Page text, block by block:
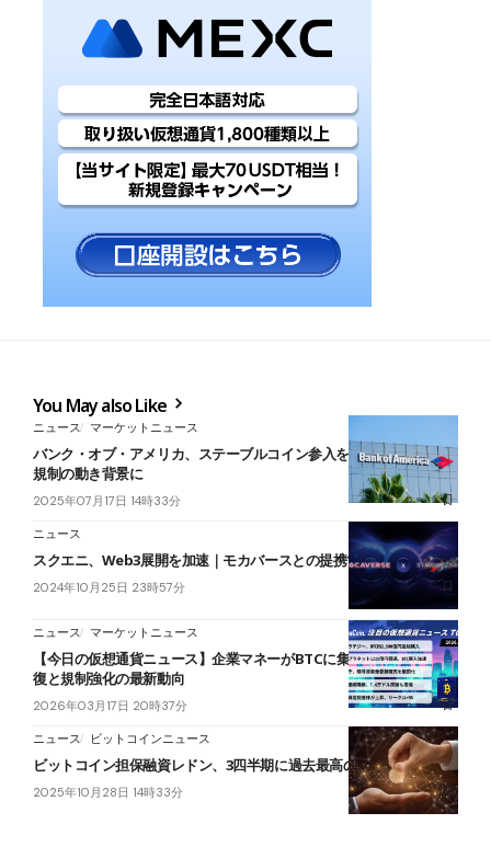
You May also Like
ニュース マーケットニュース
バンク・オブ・アメリカ、ステーブルコイン参入を検討──仮想通貨
規制の動き背景に
2025年07月17日 14時33分
ニュース
スクエニ、Web3展開を加速｜モカバースとの提携で新たな扉を開く
2024年10月25日 23時57分
ニュース マーケットニュース
【今日の仮想通貨ニュース】企業マネーがBTCに集中｜7.4万ドル回
復と規制強化の最新動向
2026年03月17日 20時37分
ニュース ビットコインニュース
ビットコイン担保融資レドン、3四半期に過去最高の融資額を記録
2025年10月28日 14時33分